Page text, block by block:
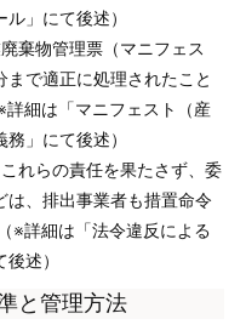
」にて後述）
棄物管理票（マニフェス
まで適正に処理されたこと
細は「マニフェスト（産
」にて後述）
れらの責任を果たさず、委
は、排出事業者も措置命令
※詳細は「法令違反による
述）
と管理方法